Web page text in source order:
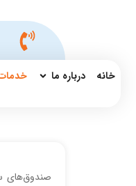
خانه درباره ما
صندوق‌های